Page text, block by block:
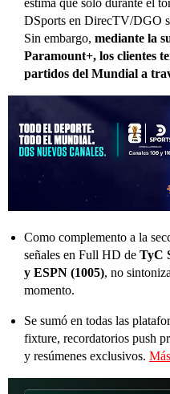
DSports en DirecTV/DGO
Sin embargo, mediante la
Paramount+, los clientes
partidos del Mundial a
Como complemento a la
señales en Full HD de TyC
y ESPN (1005), no
momento.
Se sumó en todas las
fixture, recordatorios push
y resúmenes exclusivos.